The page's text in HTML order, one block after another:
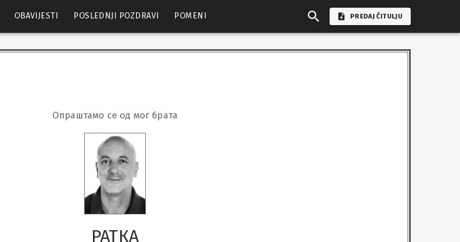
OBAVIJESTI POSLEDNJI POZDRAVI POMENI PREDAJ ČITULJU
Опраштамо се од мог брата
РАТКА